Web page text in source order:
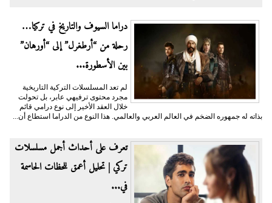
دراما السيوف والتاريخ في تركيا…
رحلة من “أرطغرل” إلى “أورهان”
بين الأسطورة...
لم تعد المسلسلات التركية التاريخية
مجرد محتوى ترفيهي عابر، بل تحولت
خلال العقد الأخير إلى نوع درامي قائم
بذاته له جمهوره الضخم في العالم العربي والعالمي. هذا النوع من الدراما استطاع أن...
تعرف على أحداث أجمل مسلسلات
تركي | تحليل أعمق للحظات الحاسمة
في...